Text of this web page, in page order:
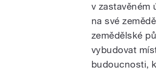
v zastavěném
na své
zemědělské
vybudovat
budoucnosti,